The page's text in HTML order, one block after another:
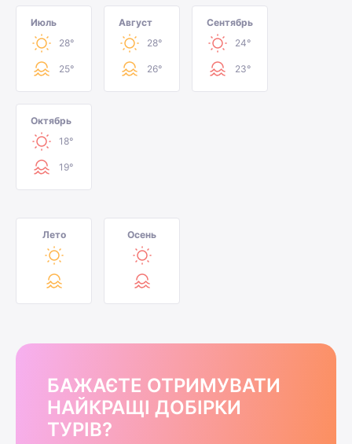
Июль
28°
25°
Август
28°
26°
Сентябрь
24°
23°
Октябрь
18°
19°
Лето Осень
БАЖАЄТЕ ОТРИМУВАТИ
НАЙКРАЩІ ДОБІРКИ
ТУРІВ?